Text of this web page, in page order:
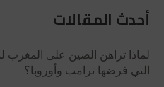
أحدث المقالات
لماذا تراهن الصين على المغرب
التي فرضها ترامب وأوروبا؟